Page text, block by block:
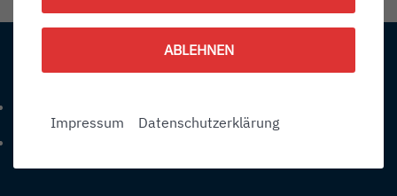
Kontakt
Telefonnummer: 4 9 0 7 5 4 1 2 8 4 0
ABLEHNEN
Impressum Datenschutzerklärung